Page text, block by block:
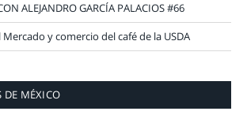
ALEJANDRO GARCÍA PALACIOS #66
y comercio del café de la USDA
DE MÉXICO